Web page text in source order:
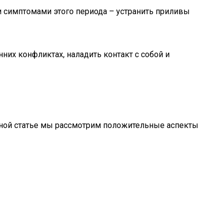
этого периода – устранить приливы
конфликтах, наладить контакт с собой и
статье мы рассмотрим положительные аспекты